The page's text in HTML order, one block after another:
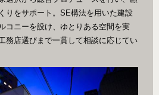
りをサポート。SE構法を用いた建設
コニーを設け、ゆとりある空間を実
務店選びまで一貫して相談に応じてい